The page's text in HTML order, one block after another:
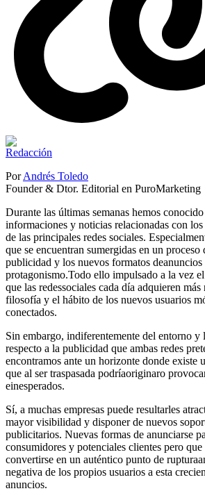
PorAndrés Toledo
Founder & Dtor. Editorial en PuroMarketing
Durante las últimas semanas hemos
informaciones y noticias relacionadas con
de las principales redes sociales.
que se encuentran sumergidas en un proceso
publicidad y los nuevos formatos deanuncios
protagonismo.Todo ello impulsado a la vez
que las redessociales cada día adquieren
filosofía y el hábito de los nuevos usuarios
conectados.
Sin embargo, indiferentemente del entorno y
respecto a la publicidad que ambas redes
encontramos ante un horizonte donde existe
que al ser traspasada podríaoriginaro
einesperados.
Sí, a muchas empresas puede resultarles
mayor visibilidad y disponer de nuevos
publicitarios. Nuevas formas de anunciarse
consumidores y potenciales clientes pero que
convertirse en un auténtico punto de
negativa de los propios usuarios a esta
anuncios.